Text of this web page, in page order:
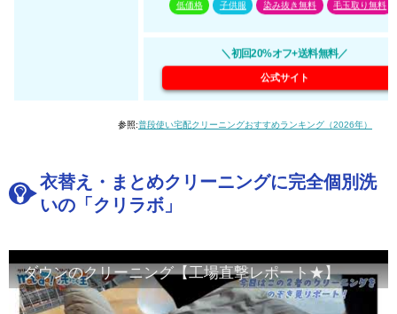
低価格 子供服 染み抜き無料 毛玉取り無料
＼初回20%オフ+送料無料／
公式サイト
参照:普段使い宅配クリーニングおすすめランキング（2026年）
衣替え・まとめクリーニングに完全個別洗
いの「クリラボ」
ダウンのクリーニング【工場直撃レポート★】